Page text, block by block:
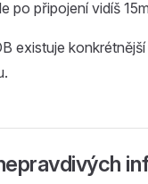
po připojení vidíš
existuje